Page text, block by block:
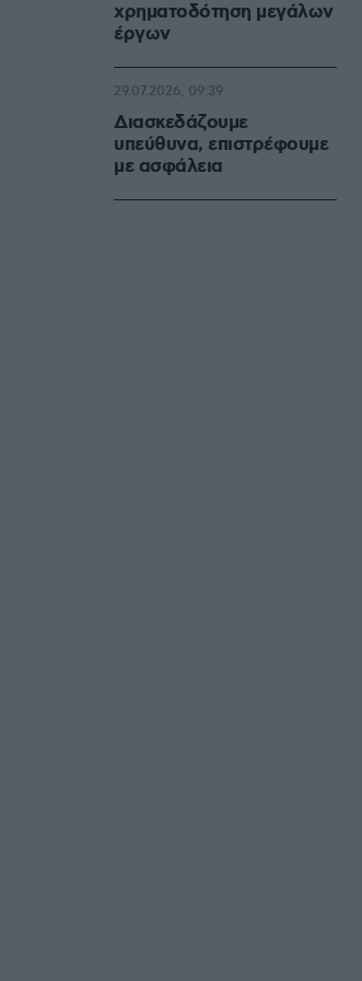
χρηματοδότηση μεγάλων
έργων
Διασκεδάζουμε
υπεύθυνα, επιστρέφουμε
με ασφάλεια
29.07.2026, 09:39